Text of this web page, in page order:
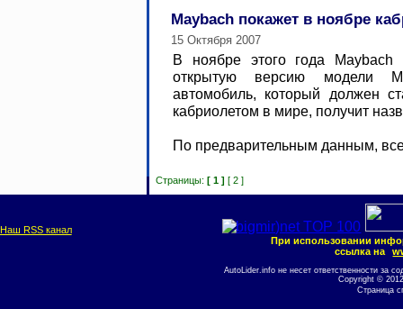
Maybach покажет в ноябре
15 Октября 2007
В ноябре этого года Maybach
открытую версию модели
автомобиль, который должен
кабриолетом в мире, получит
По предварительным данным,
Страницы: [ 1 ] [ 2 ]
Наш RSS канал
При использовании
ссылка на
AutoLider.info не несет ответственности за
Copyright ©
Страница